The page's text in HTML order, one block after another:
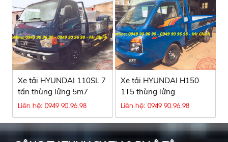
Xe tải HYUNDAI 110SL 7
tấn thùng lửng 5m7
Liên hệ: 0949 90.96.98
Xe tải HYUNDAI H150
1T5 thùng lửng
Liên hệ: 0949 90.96.98